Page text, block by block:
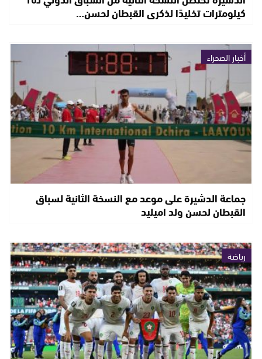
كيلومترات تخليدًا لذكرى القبطان لحسن…
أخبار الصحراء
جماعة الدشيرة على موعد مع النسخة الثانية لسباق
القبطان لحسن ولد اميليد
رياضة